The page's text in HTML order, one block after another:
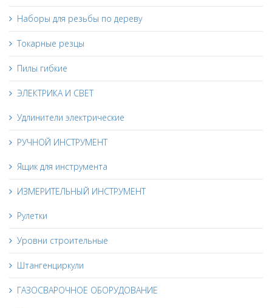
Наборы для резьбы по дереву
Токарные резцы
Пилы гибкие
ЭЛЕКТРИКА И СВЕТ
Удлинители электрические
РУЧНОЙ ИНСТРУМЕНТ
Ящик для инструмента
ИЗМЕРИТЕЛЬНЫЙ ИНСТРУМЕНТ
Рулетки
Уровни строительные
Штангенциркули
ГАЗОСВАРОЧНОЕ ОБОРУДОВАНИЕ